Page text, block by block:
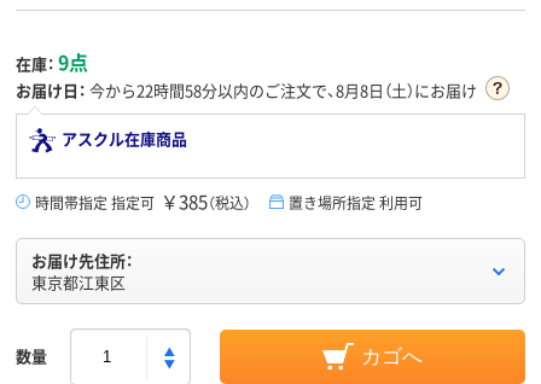
在庫： 9点
お届け日： 今から22時間58分以内のご注文で、8月8日（土）にお届け
アスクル在庫商品
時間帯指定 指定可 ￥385（税込） 置き場所指定 利用可
お届け先住所：
東京都江東区
数量 カゴへ